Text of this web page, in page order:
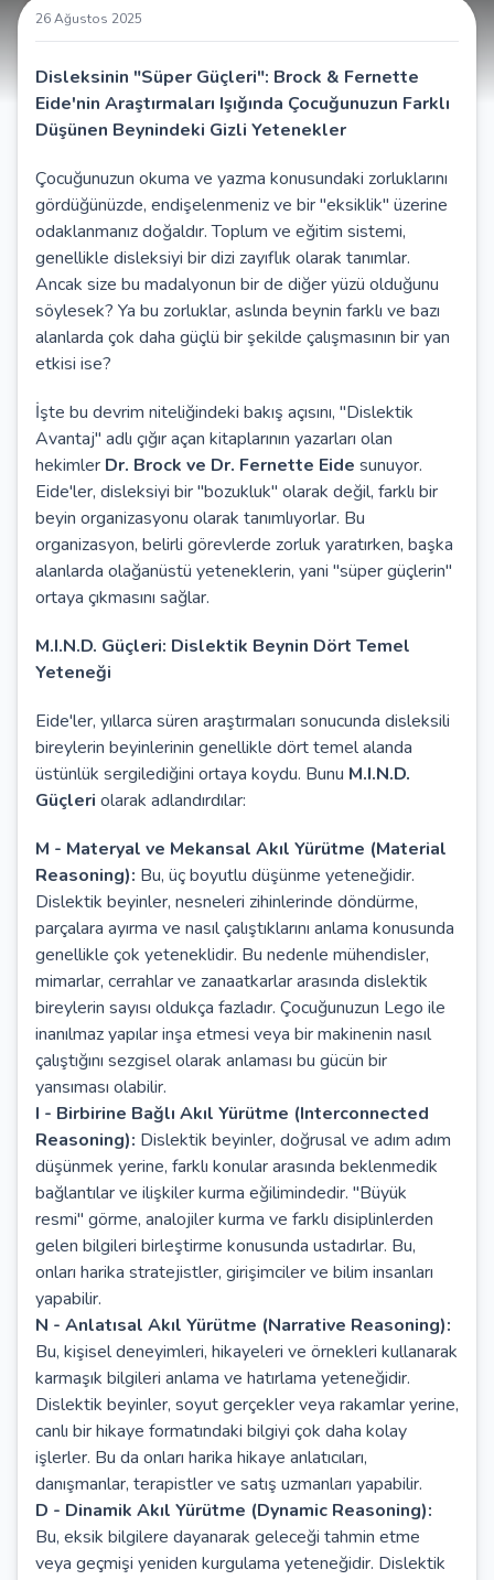
26 Ağustos 2025
Disleksinin "Süper Güçleri": Brock & Fernette
Eide'nin Araştırmaları Işığında Çocuğunuzun Farklı
Düşünen Beynindeki Gizli Yetenekler
Çocuğunuzun okuma ve yazma konusundaki zorluklarını
gördüğünüzde, endişelenmeniz ve bir "eksiklik" üzerine
odaklanmanız doğaldır. Toplum ve eğitim sistemi,
genellikle disleksiyi bir dizi zayıflık olarak tanımlar.
Ancak size bu madalyonun bir de diğer yüzü olduğunu
söylesek? Ya bu zorluklar, aslında beynin farklı ve bazı
alanlarda çok daha güçlü bir şekilde çalışmasının bir yan
etkisi ise?
İşte bu devrim niteliğindeki bakış açısını, "Dislektik
Avantaj" adlı çığır açan kitaplarının yazarları olan
hekimler Dr. Brock ve Dr. Fernette Eide sunuyor.
Eide'ler, disleksiyi bir "bozukluk" olarak değil, farklı bir
beyin organizasyonu olarak tanımlıyorlar. Bu
organizasyon, belirli görevlerde zorluk yaratırken, başka
alanlarda olağanüstü yeteneklerin, yani "süper güçlerin"
ortaya çıkmasını sağlar.
M.I.N.D. Güçleri: Dislektik Beynin Dört Temel
Yeteneği
Eide'ler, yıllarca süren araştırmaları sonucunda disleksili
bireylerin beyinlerinin genellikle dört temel alanda
üstünlük sergilediğini ortaya koydu. Bunu M.I.N.D.
Güçleri olarak adlandırdılar:
M - Materyal ve Mekansal Akıl Yürütme (Material
Reasoning): Bu, üç boyutlu düşünme yeteneğidir.
Dislektik beyinler, nesneleri zihinlerinde döndürme,
parçalara ayırma ve nasıl çalıştıklarını anlama konusunda
genellikle çok yeteneklidir. Bu nedenle mühendisler,
mimarlar, cerrahlar ve zanaatkarlar arasında dislektik
bireylerin sayısı oldukça fazladır. Çocuğunuzun Lego ile
inanılmaz yapılar inşa etmesi veya bir makinenin nasıl
çalıştığını sezgisel olarak anlaması bu gücün bir
yansıması olabilir.
I - Birbirine Bağlı Akıl Yürütme (Interconnected
Reasoning): Dislektik beyinler, doğrusal ve adım adım
düşünmek yerine, farklı konular arasında beklenmedik
bağlantılar ve ilişkiler kurma eğilimindedir. "Büyük
resmi" görme, analojiler kurma ve farklı disiplinlerden
gelen bilgileri birleştirme konusunda ustadırlar. Bu,
onları harika stratejistler, girişimciler ve bilim insanları
yapabilir.
N - Anlatısal Akıl Yürütme (Narrative Reasoning):
Bu, kişisel deneyimleri, hikayeleri ve örnekleri kullanarak
karmaşık bilgileri anlama ve hatırlama yeteneğidir.
Dislektik beyinler, soyut gerçekler veya rakamlar yerine,
canlı bir hikaye formatındaki bilgiyi çok daha kolay
işlerler. Bu da onları harika hikaye anlatıcıları,
danışmanlar, terapistler ve satış uzmanları yapabilir.
D - Dinamik Akıl Yürütme (Dynamic Reasoning):
Bu, eksik bilgilere dayanarak geleceği tahmin etme
veya geçmişi yeniden kurgulama yeteneğidir. Dislektik